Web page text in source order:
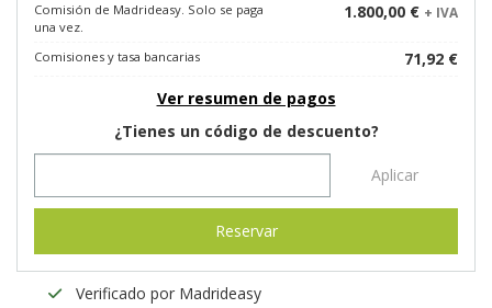
Comisión de Madrideasy. Solo se paga
una vez.
1.800,00 € + IVA
Comisiones y tasa bancarias
71,92 €
Ver resumen de pagos
¿Tienes un código de descuento?
Aplicar
Reservar
Verificado por Madrideasy